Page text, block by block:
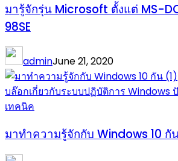
มารู้จักรุ่น Microsoft ตั้งแต่ MS-
98SE
adminJune 21, 2020
บล๊อกเกี่ยวกับระบบปฏิบัติการ Windows
เทคนิค
มาทำความรู้จักกับ Windows 10 กั